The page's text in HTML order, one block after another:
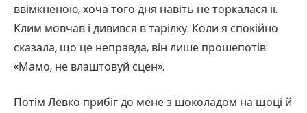
ввімкненою, хоча того дня навіть не торкалася її.
Клим мовчав і дивився в тарілку. Коли я спокійно
сказала, що це неправда, він лише прошепотів:
«Мамо, не влаштовуй сцен».
Потім Левко прибіг до мене з шоколадом на щоці й